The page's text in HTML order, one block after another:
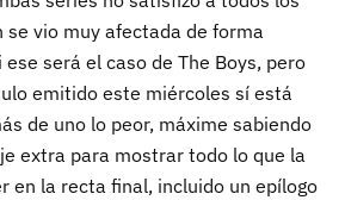
se vio muy afectada de forma
será el caso de The Boys, pero
emitido este miércoles sí está
de uno lo peor, máxime sabiendo
extra para mostrar todo lo que la
en la recta final, incluido un epílogo